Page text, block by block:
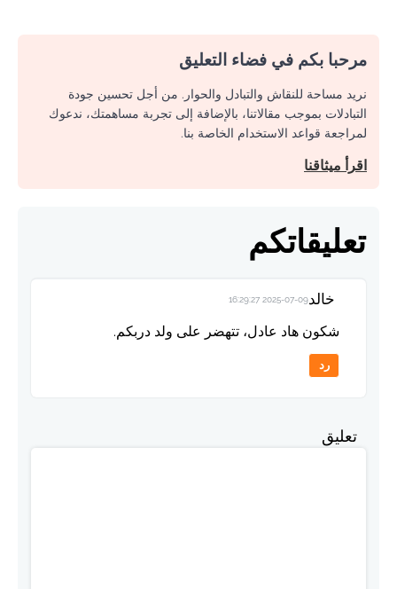
مرحبا بكم في فضاء التعليق
نريد مساحة للنقاش والتبادل والحوار. من أجل تحسين جودة
التبادلات بموجب مقالاتنا، بالإضافة إلى تجربة مساهمتك، ندعوك
لمراجعة قواعد الاستخدام الخاصة بنا.
اقرأ ميثاقنا
تعليقاتكم
خالد2025-07-09 16:29:27
شكون هاد عادل، تتهضر على ولد دربكم.
رد
تعليق